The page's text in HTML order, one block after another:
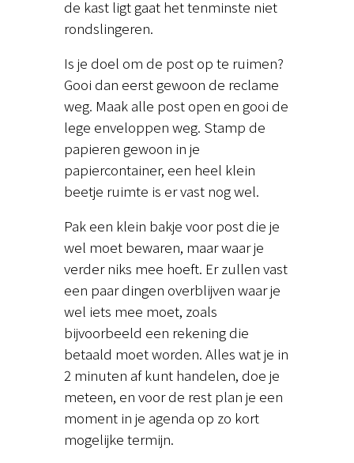
de kast ligt gaat het tenminste niet
rondslingeren.
Is je doel om de post op te ruimen?
Gooi dan eerst gewoon de reclame
weg. Maak alle post open en gooi de
lege enveloppen weg. Stamp de
papieren gewoon in je
papiercontainer, een heel klein
beetje ruimte is er vast nog wel.
Pak een klein bakje voor post die je
wel moet bewaren, maar waar je
verder niks mee hoeft. Er zullen vast
een paar dingen overblijven waar je
wel iets mee moet, zoals
bijvoorbeeld een rekening die
betaald moet worden. Alles wat je in
2 minuten af kunt handelen, doe je
meteen, en voor de rest plan je een
moment in je agenda op zo kort
mogelijke termijn.